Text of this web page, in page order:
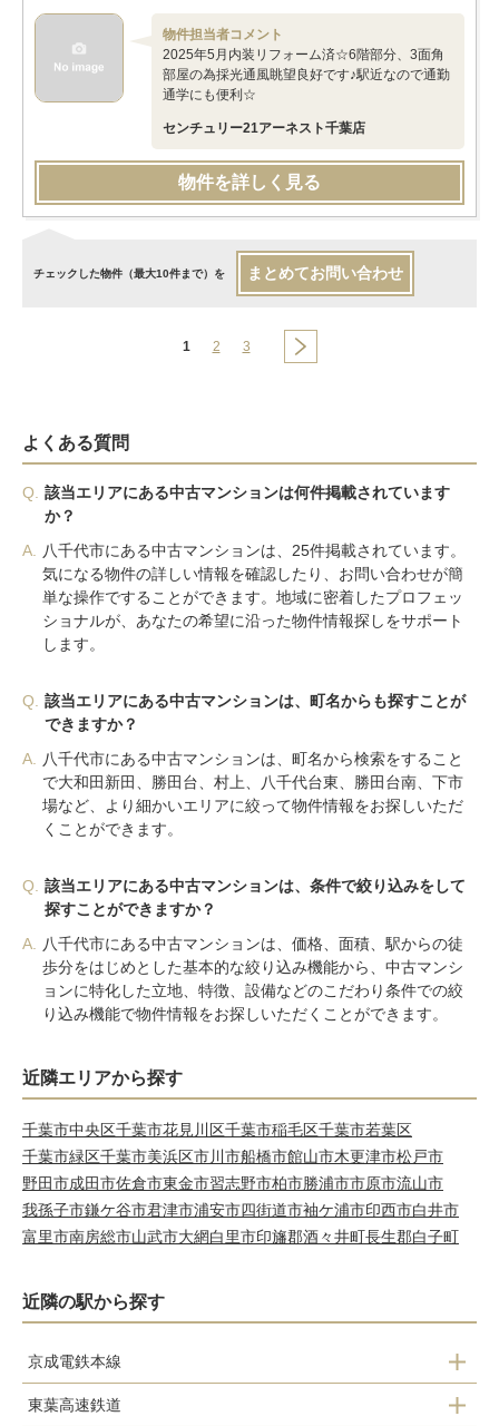
物件担当者コメント
2025年5月内装リフォーム済☆6階部分、3面角
部屋の為採光通風眺望良好です♪駅近なので通勤
通学にも便利☆
センチュリー21アーネスト千葉店
物件を詳しく見る
チェックした物件（最大10件まで）を まとめてお問い合わせ
1 2 3
よくある質問
Q.
該当エリアにある中古マンションは何件掲載されています
か？
A.
八千代市にある中古マンションは、25件掲載されています。
気になる物件の詳しい情報を確認したり、お問い合わせが簡
単な操作ですることができます。地域に密着したプロフェッ
ショナルが、あなたの希望に沿った物件情報探しをサポート
します。
Q.
該当エリアにある中古マンションは、町名からも探すことが
できますか？
A.
八千代市にある中古マンションは、町名から検索をすること
で大和田新田、勝田台、村上、八千代台東、勝田台南、下市
場など、より細かいエリアに絞って物件情報をお探しいただ
くことができます。
Q.
該当エリアにある中古マンションは、条件で絞り込みをして
探すことができますか？
A.
八千代市にある中古マンションは、価格、面積、駅からの徒
歩分をはじめとした基本的な絞り込み機能から、中古マンシ
ョンに特化した立地、特徴、設備などのこだわり条件での絞
り込み機能で物件情報をお探しいただくことができます。
近隣エリアから探す
千葉市中央区千葉市花見川区千葉市稲毛区千葉市若葉区
千葉市緑区千葉市美浜区市川市船橋市館山市木更津市松戸市
野田市成田市佐倉市東金市習志野市柏市勝浦市市原市流山市
我孫子市鎌ケ谷市君津市浦安市四街道市袖ケ浦市印西市白井市
富里市南房総市山武市大網白里市印旛郡酒々井町長生郡白子町
近隣の駅から探す
京成電鉄本線
八千代台駅
東葉高速鉄道